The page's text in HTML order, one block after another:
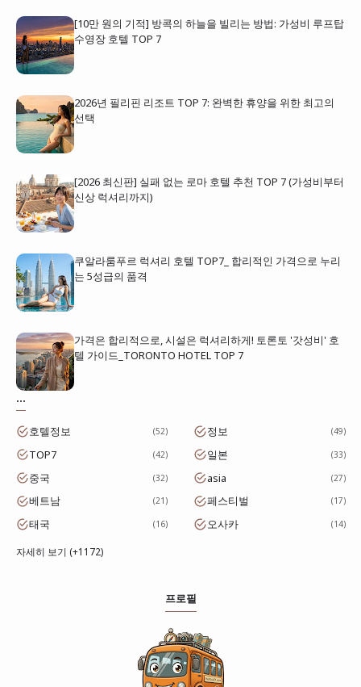
[10만 원의 기적] 방콕의 하늘을 빌리는 방법: 가성비 루프탑
수영장 호텔 TOP 7
2026년 필리핀 리조트 TOP 7: 완벽한 휴양을 위한 최고의
선택
[2026 최신판] 실패 없는 로마 호텔 추천 TOP 7 (가성비부터
신상 럭셔리까지)
쿠알라룸푸르 럭셔리 호텔 TOP7_ 합리적인 가격으로 누리
는 5성급의 품격
가격은 합리적으로, 시설은 럭셔리하게! 토론토 '갓성비' 호
텔 가이드_TORONTO HOTEL TOP 7
...
호텔정보 52 정보 49
TOP7 42 일본 33
중국 32 asia 27
베트남 21 페스티벌 17
태국 16 오사카 14
자세히 보기 (+1172)
프로필